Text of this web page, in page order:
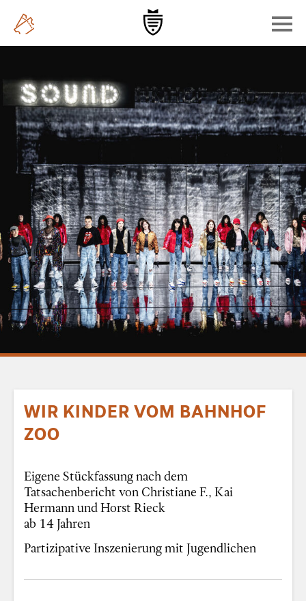
WIR KINDER VOM BAHNHOF
ZOO
Eigene Stückfassung nach dem
Tatsachenbericht von Christiane F., Kai
Hermann und Horst Rieck
ab 14 Jahren
Partizipative Inszenierung mit Jugendlichen